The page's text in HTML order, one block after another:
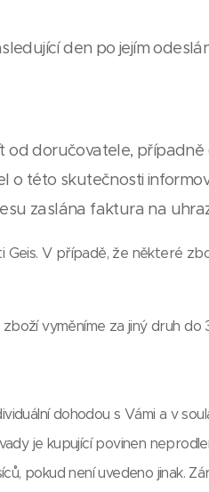
den po jejím
od doručovatele,
o této skutečnosti
zaslána faktura na
Geis. V případě, že některé
vyměníme za jiný druh do
dohodou s Vámi a v
je kupující povinen
pokud není uvedeno jinak.